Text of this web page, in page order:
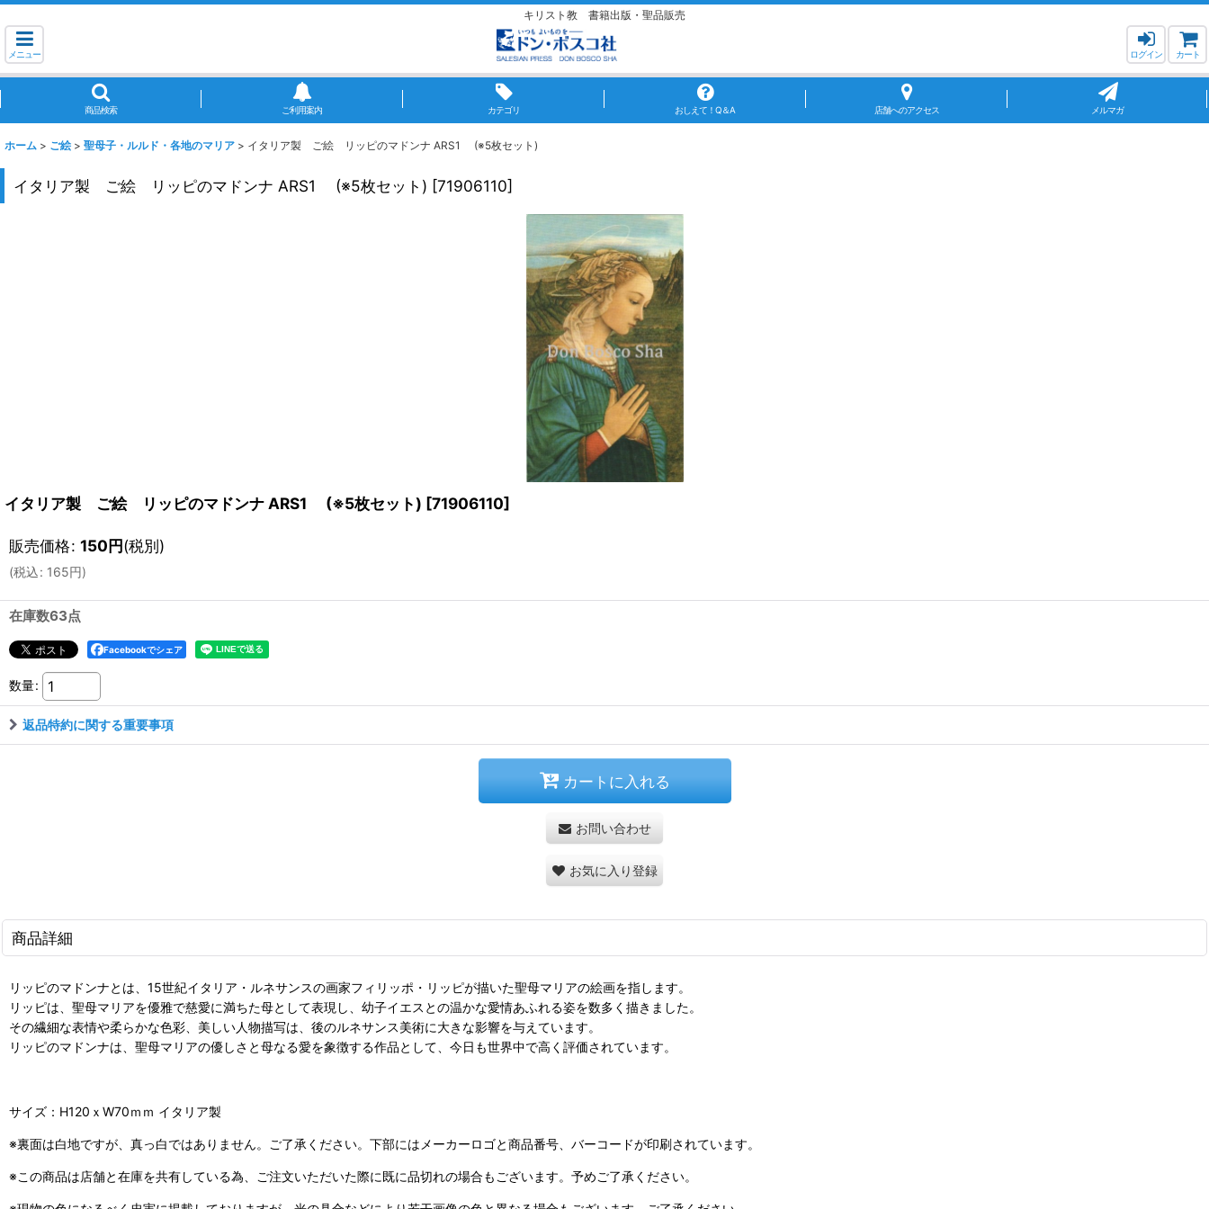
キリスト教 書籍出版・聖品販売
メニュー ログイン カート
商品検索 ご利用案内 カテゴリ おしえて！Q＆A 店舗へのアクセス メルマガ
ホーム > ご絵 > 聖母子・ルルド・各地のマリア > イタリア製 ご絵 リッピのマドンナ ARS1 (※5枚セット)
イタリア製 ご絵 リッピのマドンナ ARS1 (※5枚セット) [71906110]
イタリア製 ご絵 リッピのマドンナ ARS1 (※5枚セット) [71906110]
販売価格: 150円(税別)
(税込: 165円)
在庫数63点
Facebookでシェア
数量:
返品特約に関する重要事項
カートに入れる
お問い合わせ
お気に入り登録
商品詳細
リッピのマドンナとは、15世紀イタリア・ルネサンスの画家フィリッポ・リッピが描いた聖母マリアの絵画を指します。
リッピは、聖母マリアを優雅で慈愛に満ちた母として表現し、幼子イエスとの温かな愛情あふれる姿を数多く描きました。
その繊細な表情や柔らかな色彩、美しい人物描写は、後のルネサンス美術に大きな影響を与えています。
リッピのマドンナは、聖母マリアの優しさと母なる愛を象徴する作品として、今日も世界中で高く評価されています。
サイズ：H120ｘW70ｍｍ イタリア製
※裏面は白地ですが、真っ白ではありません。ご了承ください。下部にはメーカーロゴと商品番号、バーコードが印刷されています。
※この商品は店舗と在庫を共有している為、ご注文いただいた際に既に品切れの場合もございます。予めご了承ください。